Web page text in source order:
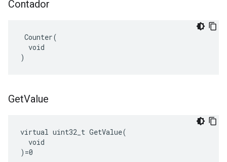
Contador
Counter(
  void
)
GetValue
virtual uint32_t GetValue(
  void
)=0